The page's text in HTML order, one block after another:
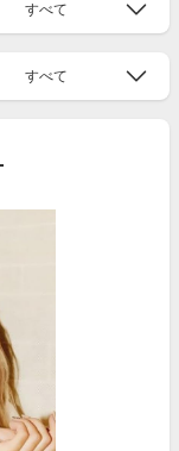
すべて
すべて